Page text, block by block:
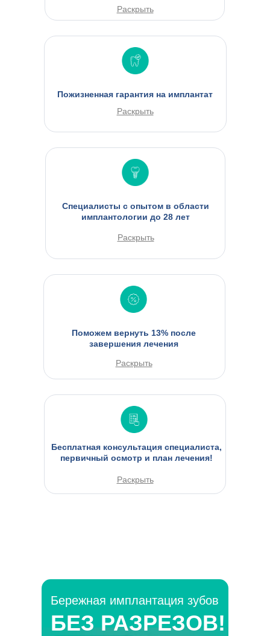
Специалисты с опытом в области
имплантологии до 28 лет
Пожизненная гарантия на имплантат
Поможем вернуть 13% после
завершения лечения
Бесплатная консультация специалиста,
первичный осмотр и план лечения!
Раскрыть
Раскрыть
Раскрыть
Раскрыть
Раскрыть
Бережная имплантация зубов
БЕЗ РАЗРЕЗОВ!